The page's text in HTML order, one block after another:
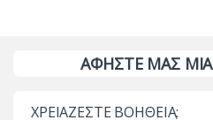
ΑΦΗΣΤΕ ΜΑΣ
ΧΡΕΙΑΖΕΣΤΕ ΒΟΗΘΕΙΑ;